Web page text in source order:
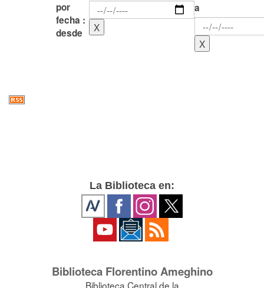
por
fecha :
desde
a
La Biblioteca en:
Biblioteca Florentino Ameghino
Biblioteca Central de la